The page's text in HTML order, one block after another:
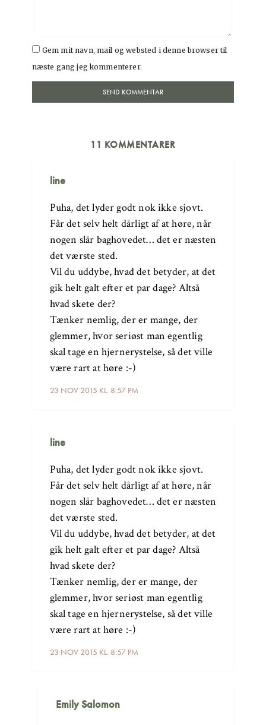
Gem mit navn, mail og websted i denne browser til
næste gang jeg kommenterer.
11 KOMMENTARER
line
23 NOV 2015 KL. 8:57 PM
Puha, det lyder godt nok ikke sjovt.
Får det selv helt dårligt af at høre, når
nogen slår baghovedet… det er næsten
det værste sted.
Vil du uddybe, hvad det betyder, at det
gik helt galt efter et par dage? Altså
hvad skete der?
Tænker nemlig, der er mange, der
glemmer, hvor seriøst man egentlig
skal tage en hjernerystelse, så det ville
være rart at høre :-)
line
23 NOV 2015 KL. 8:57 PM
Puha, det lyder godt nok ikke sjovt.
Får det selv helt dårligt af at høre, når
nogen slår baghovedet… det er næsten
det værste sted.
Vil du uddybe, hvad det betyder, at det
gik helt galt efter et par dage? Altså
hvad skete der?
Tænker nemlig, der er mange, der
glemmer, hvor seriøst man egentlig
skal tage en hjernerystelse, så det ville
være rart at høre :-)
Emily Salomon